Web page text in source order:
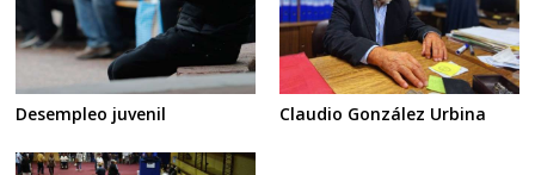
Desempleo juvenil Claudio González Urbina